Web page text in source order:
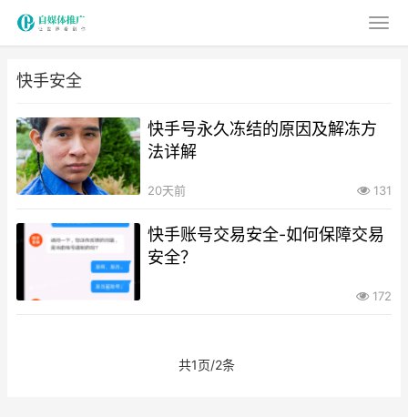
快手安全
快手号永久冻结的原因及解冻方
法详解
20天前 131
快手账号交易安全-如何保障交易
安全？
172
共1页/2条